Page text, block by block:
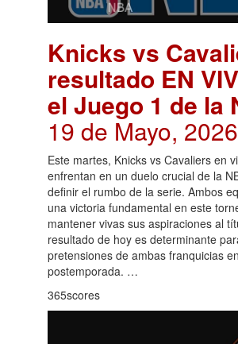
Knicks vs
resultado EN
el Juego 1 de la
19 de Mayo,
Este martes, Knicks vs Cavaliers en
enfrentan en un duelo crucial de la
definir el rumbo de la serie. Ambos
una victoria fundamental en este
mantener vivas sus aspiraciones al
resultado de hoy es determinante
pretensiones de ambas franquicias
postemporada. …
365scores